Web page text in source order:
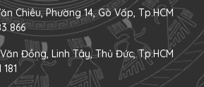
Chiêu, Phường 14, Gò Vấp, Tp.HCM
866
Đồng, Linh Tây, Thủ Đức, Tp.HCM